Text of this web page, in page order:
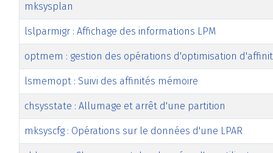
mksysplan
lslparmigr : Affichage des informations LPM
optmem : gestion des opérations d'optimisation
lsmemopt : Suivi des affinités mémoire
chsysstate : Allumage et arrêt d'une partition
mksyscfg : Opérations sur le données d'une LPAR